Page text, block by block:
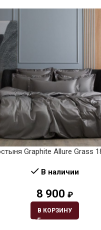
Graphite Allure Grass
В наличии
8 900 ₽
В КОРЗИНУ